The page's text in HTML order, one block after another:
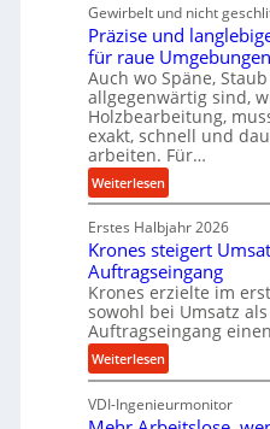
e
i
m
D
r
ü
c
k
p
r
o
z
e
s
s
u
g
e
l
g
e
w
i
n
d
e
r
i
e
b
u
n
d
Gewirbelt und nicht
Präzise und
für raue Umgebungen
Auch wo Späne,
allgegenwärtig sind,
Holzbearbeitung,
exakt, schnell und
arbeiten. Für…
Weiterlesen:
P
r
ä
z
i
s
e
u
n
d
Erstes Halbjahr 2026
Krones steigert
Auftragseingang
Krones erzielte im
sowohl bei Umsatz
Auftragseingang
Weiterlesen:
K
r
VDI-Ingenieurmonitor